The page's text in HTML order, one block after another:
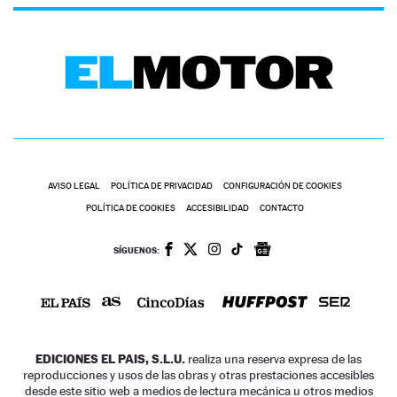
AVISO LEGAL POLÍTICA DE PRIVACIDAD CONFIGURACIÓN DE COOKIES
POLÍTICA DE COOKIES ACCESIBILIDAD CONTACTO
SÍGUENOS:
EDICIONES EL PAIS, S.L.U. realiza una reserva expresa de las
reproducciones y usos de las obras y otras prestaciones accesibles
desde este sitio web a medios de lectura mecánica u otros medios